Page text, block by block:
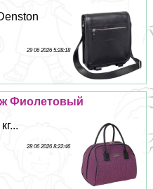
29 06 2026 5:28:18
Фиолетовый
28 06 2026 8:22:46